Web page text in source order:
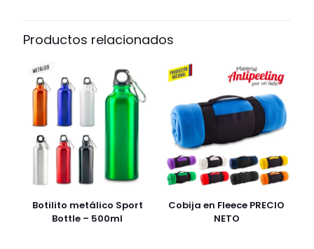
Productos relacionados
Botilito metálico Sport
Bottle – 500ml
Cobija en Fleece PRECIO
NETO